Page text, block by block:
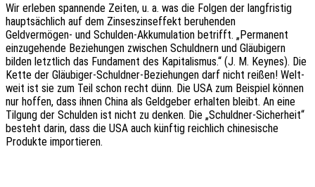
Wir erle­ben span­nen­de Zeiten, u. a. was die Folgen der lang­fris­tig
haupt­säch­lich auf dem Zinses­zins­ef­fekt beruhenden
Geld­ver­mö­gen- und Schul­den-Akku­mu­la­ti­on betrifft. „Perma­nent
einzu­ge­hen­de Bezie­hun­gen zwischen Schuld­nern und Gläu­bi­gern
bilden letzt­lich das Funda­ment des Kapi­ta­lis­mus.“ (J. M. Keynes). Die
Kette der Gläu­bi­ger-Schuld­ner-Bezie­hun­gen darf nicht reißen! Welt­
weit ist sie zum Teil schon recht dünn. Die USA zum Beispiel können
nur hoffen, dass ihnen China als Geld­ge­ber erhal­ten bleibt. An eine
Tilgung der Schul­den ist nicht zu denken. Die „Schuld­ner-Sicher­heit“
besteht darin, dass die USA auch künf­tig reich­lich chine­si­sche
Produk­te importieren.